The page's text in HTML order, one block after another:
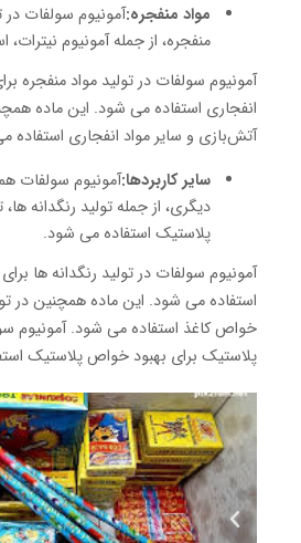
مواد منفجره:آمونیوم سولفات در
منفجره، از جمله آمونیوم
آمونیوم سولفات در تولید مواد منفجره
انفجاری استفاده می شود. این ماده
آتش‌بازی و سایر مواد انفجاری استفاده
سایر کاربردها:آمونیوم سولفات
دیگری، از جمله تولید رنگدانه ها،
پلاستیک استفاده می شود.
آمونیوم سولفات در تولید رنگدانه ها
استفاده می شود. این ماده همچنین در
خواص کاغذ استفاده می شود. آمونیوم
پلاستیک برای بهبود خواص پلاستیک